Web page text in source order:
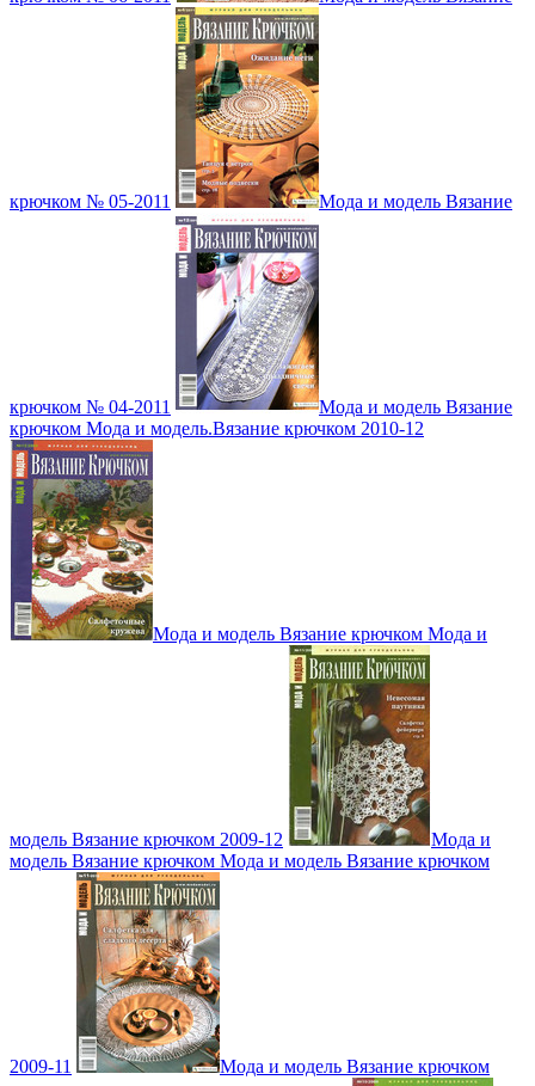
крючком № 05-2011 Мода и модель Вязание
крючком № 04-2011
Мода и модель Вязание
крючком Мода и модель.Вязание крючком 2010-12
Мода и модель Вязание крючком Мода и
модель Вязание крючком 2009-12
Мода и
модель Вязание крючком Мода и модель Вязание крючком
2009-11 Мода и модель Вязание крючком